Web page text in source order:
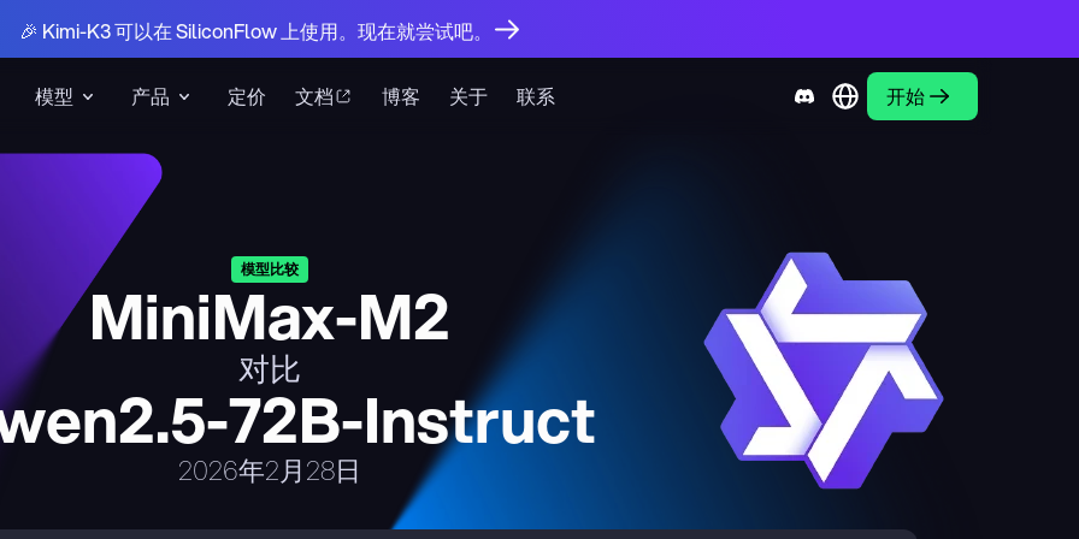
模型 产品 定价 文档 博客 关于 联系 开始
🎉 Kimi-K3 可以在 SiliconFlow 上使用。现在就尝试吧。
模型比较
MiniMax-M2
对比
72B-Instruct
2026年2月28日